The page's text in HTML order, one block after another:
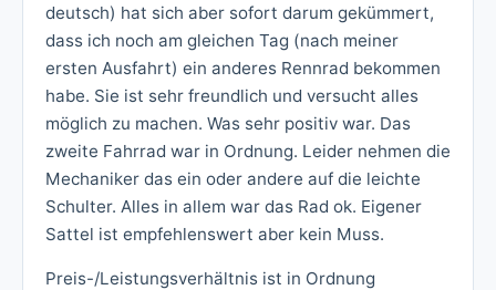
deutsch) hat sich aber sofort darum gekümmert,
dass ich noch am gleichen Tag (nach meiner
ersten Ausfahrt) ein anderes Rennrad bekommen
habe. Sie ist sehr freundlich und versucht alles
möglich zu machen. Was sehr positiv war. Das
zweite Fahrrad war in Ordnung. Leider nehmen die
Mechaniker das ein oder andere auf die leichte
Schulter. Alles in allem war das Rad ok. Eigener
Sattel ist empfehlenswert aber kein Muss.
Preis-/Leistungsverhältnis ist in Ordnung